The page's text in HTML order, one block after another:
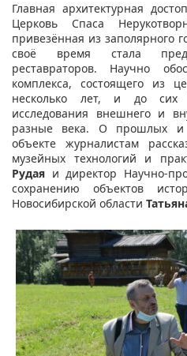
Главная архитектурная
Церковь Спаса
привезённая из заполярного
своё время стала
реставраторов. Научно
комплекса, состоящего из
несколько лет, и до
исследования внешнего и
разные века. О прошлых и
объекте журналистам
музейных технологий и
Рудая и директор Научно-
сохранению объектов
Новосибирской области